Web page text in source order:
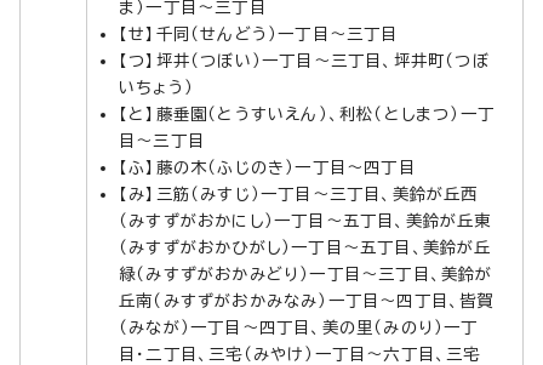
ま）一丁目～三丁目
【せ】千同（せんどう）一丁目～三丁目
【つ】坪井（つぼい）一丁目～三丁目、坪井町（つぼ
いちょう）
【と】藤垂園（とうすいえん）、利松（としまつ）一丁
目～三丁目
【ふ】藤の木（ふじのき）一丁目～四丁目
【み】三筋（みすじ）一丁目～三丁目、美鈴が丘西
（みすずがおかにし）一丁目～五丁目、美鈴が丘東
（みすずがおかひがし）一丁目～五丁目、美鈴が丘
緑（みすずがおかみどり）一丁目～三丁目、美鈴が
丘南（みすずがおかみなみ）一丁目～四丁目、皆賀
（みなが）一丁目～四丁目、美の里（みのり）一丁
目・二丁目、三宅（みやけ）一丁目～六丁目、三宅